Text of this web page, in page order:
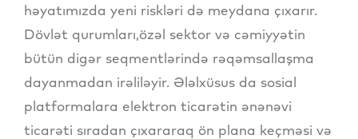
həyatımızda yeni riskləri də meydana çıxarır.
Dövlət qurumları,özəl sektor və cəmiyyətin
bütün digər seqmentlərində rəqəmsallaşma
dayanmadan irəliləyir. Ələlxüsus da sosial
platformalara elektron ticarətin ənənəvi
ticarəti sıradan çıxararaq ön plana keçməsi və